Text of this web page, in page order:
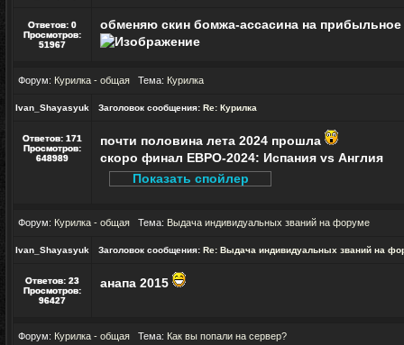
Ответов: 0
Просмотров:
51967
обменяю скин бомжа-ассасина на прибыльное
Форум: Курилка - общая Тема: Курилка
Ivan_Shayasyuk Заголовок сообщения: Re: Курилка
Ответов: 171
Просмотров:
648989
почти половина лета 2024 прошла
скоро финал ЕВРО-2024: Испания vs Англия
Форум: Курилка - общая Тема: Выдача индивидуальных званий на форуме
Ivan_Shayasyuk Заголовок сообщения: Re: Выдача индивидуальных званий на
Ответов: 23
Просмотров:
96427
анапа 2015
Форум: Курилка - общая Тема: Как вы попали на сервер?